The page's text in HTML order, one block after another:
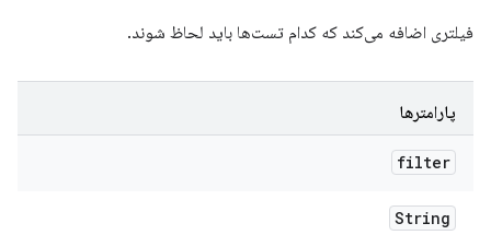
فیلتری اضافه می‌کند که کدام تست‌ها باید لحاظ شوند.
پارامترها
filter
String